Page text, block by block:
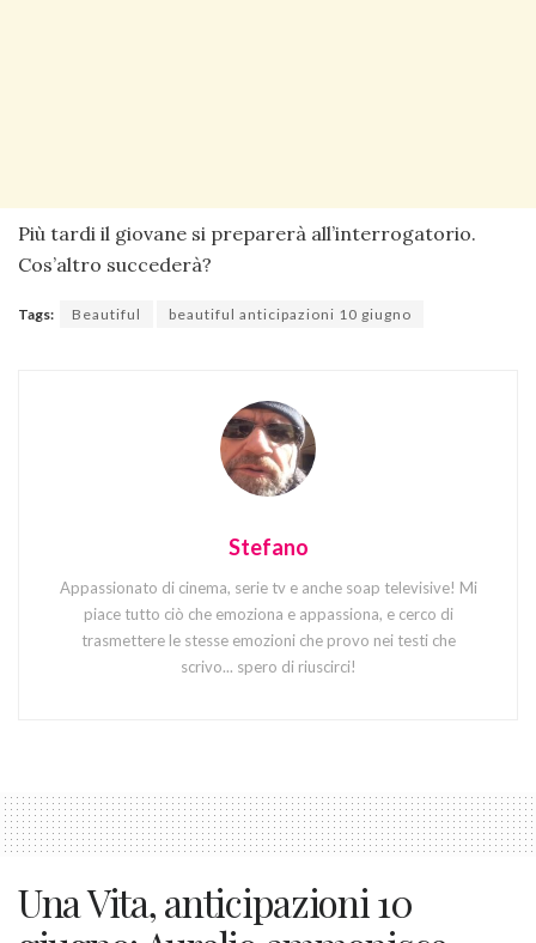
Più tardi il giovane si preparerà all’interrogatorio.
Cos’altro succederà?
Tags: Beautiful beautiful anticipazioni 10 giugno
Stefano
Appassionato di cinema, serie tv e anche soap televisive! Mi
piace tutto ciò che emoziona e appassiona, e cerco di
trasmettere le stesse emozioni che provo nei testi che
scrivo... spero di riuscirci!
Una Vita, anticipazioni 10